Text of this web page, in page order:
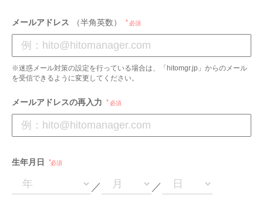
メールアドレス （半角英数） 必須
※迷惑メール対策の設定を行っている場合は、「hitomgr.jp」からのメール
を受信できるように変更してください。
メールアドレスの再入力 必須
生年月日 必須
／ ／